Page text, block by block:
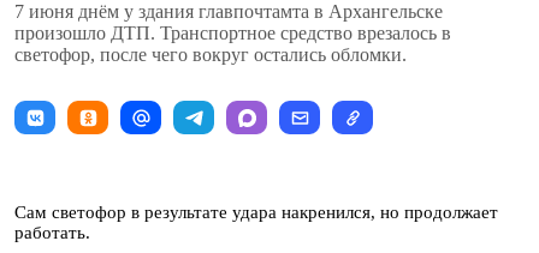
7 июня днём у здания главпочтамта в Архангельске
произошло ДТП. Транспортное средство врезалось в
светофор, после чего вокруг остались обломки.
Сам светофор в результате удара накренился, но продолжает
работать.